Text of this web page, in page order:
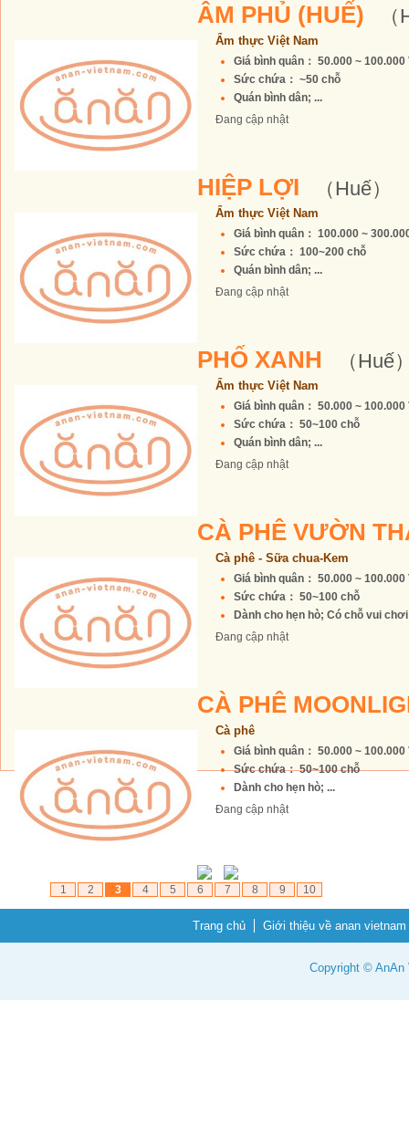
ÂM PHỦ (HUẾ)
Ẩm thực Việt Nam
Giá bình quân： 50.000 ~ 100.000
Sức chứa： ~50 chỗ
Quán bình dân; ...
Đang cập nhật
HIỆP LỢI （Huế）
Ẩm thực Việt Nam
Giá bình quân： 100.000 ~
Sức chứa： 100~200 chỗ
Quán bình dân; ...
Đang cập nhật
PHỐ XANH （Huế
Ẩm thực Việt Nam
Giá bình quân： 50.000 ~ 100.000
Sức chứa： 50~100 chỗ
Quán bình dân; ...
Đang cập nhật
CÀ PHÊ VƯỜN
Cà phê - Sữa chua-Kem
Giá bình quân： 50.000 ~ 100.000
Sức chứa： 50~100 chỗ
Dành cho hẹn hò; Có chỗ vui
Đang cập nhật
CÀ PHÊ
Cà phê
Giá bình quân： 50.000 ~ 100.000
Sức chứa： 50~100 chỗ
Dành cho hẹn hò; ...
Đang cập nhật
1 2 3 4 5 6 7 8 9 10
Trang chủ Giới thiệu về anan vietnam
Copyright © AnAn